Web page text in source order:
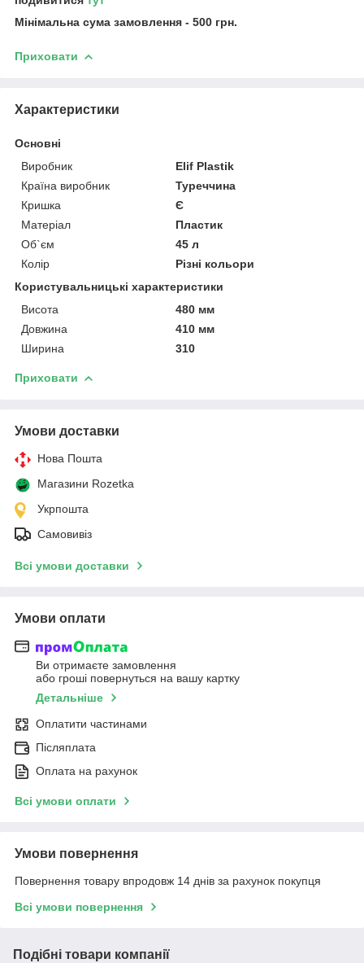
Мінімальна сума замовлення - 500 грн.
Приховати
Характеристики
Основні
Виробник
Elif Plastik
Країна виробник
Туреччина
Кришка
Є
Матеріал
Пластик
Об`єм
45 л
Колір
Різні кольори
Користувальницькі характеристики
Висота
480 мм
Довжина
410 мм
Ширина
310
Приховати
Умови доставки
Нова Пошта
Магазини Rozetka
Укрпошта
Самовивіз
Всі умови доставки
Умови оплати
Ви отримаєте замовлення
або гроші повернуться на вашу картку
Детальніше
Оплатити частинами
Післяплата
Оплата на рахунок
Всі умови оплати
Умови повернення
Повернення товару впродовж 14 днів за рахунок покупця
Всі умови повернення
Подібні товари компанії